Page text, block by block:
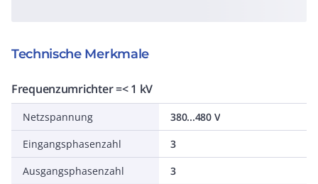
Technische Merkmale
Frequenzumrichter =< 1 kV
Netzspannung
380...480 V
Eingangsphasenzahl
3
Ausgangsphasenzahl
3